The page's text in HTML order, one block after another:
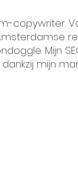
copywriter.
Mijn
mijn